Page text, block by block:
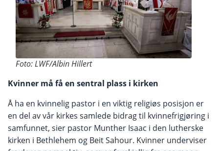
Foto: LWF/Albin Hillert
Kvinner må få en sentral plass i kirken
Å ha en kvinnelig pastor i en viktig religiøs posisjon er
en del av vår kirkes samlede bidrag til kvinnefrigjøring i
samfunnet, sier pastor Munther Isaac i den lutherske
kirken i Bethlehem og Beit Sahour. Kvinner underviser